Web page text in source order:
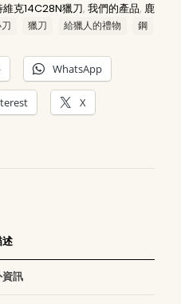
維克14C28N獵刀, 我們的產品, 鹿
獵刀 給獵人的禮物 鋼
WhatsApp
X
訊